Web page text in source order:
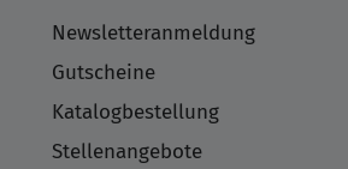
Newsletteranmeldung
Gutscheine
Katalogbestellung
Stellenangebote